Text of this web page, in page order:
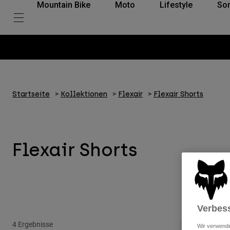
Mountain Bike Moto Lifestyle
Startseite Kollektionen Flexair Flexair Shorts
Flexair Shorts
4 Ergebnisse
Wir